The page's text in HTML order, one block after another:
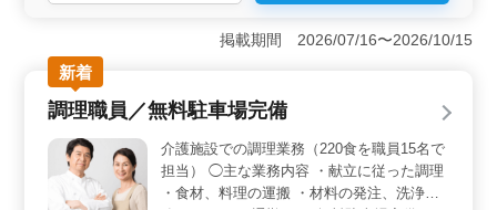
＜働きやすさの魅力＞ 完全週休二日制で土日祝が休み
のため、プライベートの時間を大切にできます。さら
に、有給休暇も取得しやすい環境ですので、ワークライ
フバランスを重視する方にぴったりです。残業は月平均
10時間と少なく、長期的に働きやすい職場です。 ＜
キャリアアップの可能性＞ 社労士事務所での経験を活
かせる職場で、ベテラン社労士も活躍中です。社会保険
労務士や行政書士の業務補助を通じて専門スキルをさら
に磨ける機会があります。今まで培ったスキルを発揮し
ながら、新たな業務経験を積むことが可能です。 ＜
掲載期間 2026/07/16〜2026/10/15
新着
調理職員／無料駐車場完備
介護施設での調理業務（220食を職員15名で
担当） ◯主な業務内容 ・献立に従った調理
・食材、料理の運搬 ・材料の発注、洗浄業